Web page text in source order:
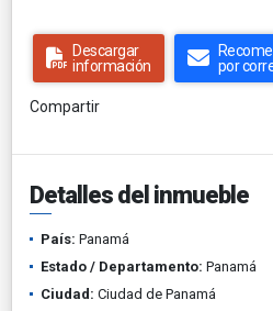
Descargar
información
por
Compartir
Detalles del inmueble
País: Panamá
Estado / Departamento: Panamá
Ciudad: Ciudad de Panamá